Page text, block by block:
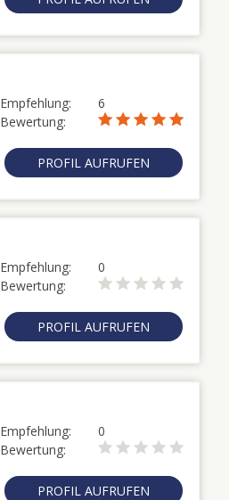
Empfehlung:
6
Bewertung:
PROFIL AUFRUFEN
Empfehlung:
0
Bewertung:
PROFIL AUFRUFEN
Empfehlung:
0
Bewertung:
PROFIL AUFRUFEN